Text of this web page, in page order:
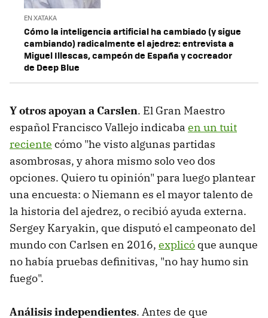
EN XATAKA
Cómo la inteligencia artificial ha cambiado (y sigue
cambiando) radicalmente el ajedrez: entrevista a
Miguel Illescas, campeón de España y cocreador
de Deep Blue
Y otros apoyan a Carslen. El Gran Maestro
español Francisco Vallejo indicaba en un tuit
reciente cómo "he visto algunas partidas
asombrosas, y ahora mismo solo veo dos
opciones. Quiero tu opinión" para luego plantear
una encuesta: o Niemann es el mayor talento de
la historia del ajedrez, o recibió ayuda externa.
Sergey Karyakin, que disputó el campeonato del
mundo con Carlsen en 2016, explicó que aunque
no había pruebas definitivas, "no hay humo sin
fuego".
Análisis independientes. Antes de que